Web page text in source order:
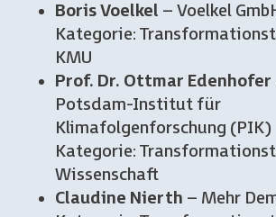
Boris Voelkel – Voelkel
Kategorie:
KMU
Prof. Dr. Ottmar Edenhofer
Potsdam-Institut für
Klimafolgenforschung (PIK)
Kategorie:
Wissenschaft
Claudine Nierth – Mehr